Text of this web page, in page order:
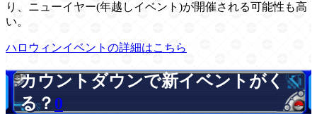
り、ニューイヤー(年越しイベント)が開催される可能性も高
い。
ハロウィンイベントの詳細はこちら
カウントダウンで新イベントがく
る？ 0